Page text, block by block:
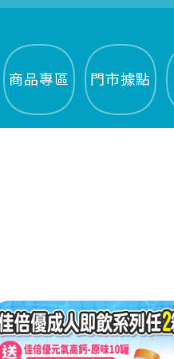
商品專區 門市據點